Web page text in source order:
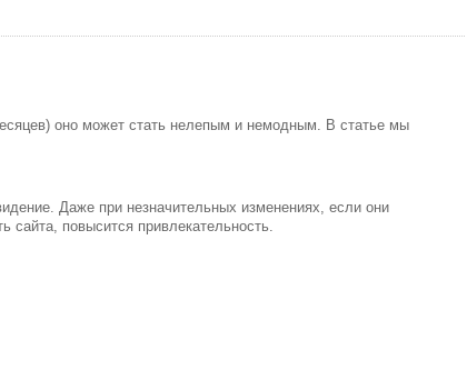
оно может стать нелепым и немодным. В статье мы
Даже при незначительных изменениях, если они
сайта, повысится привлекательность.